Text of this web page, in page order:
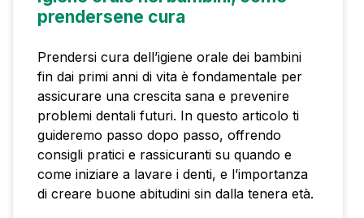
prendersene cura
Prendersi cura dell’igiene orale dei bambini
fin dai primi anni di vita è fondamentale per
assicurare una crescita sana e prevenire
problemi dentali futuri. In questo articolo ti
guideremo passo dopo passo, offrendo
consigli pratici e rassicuranti su quando e
come iniziare a lavare i denti, e l’importanza
di creare buone abitudini sin dalla tenera età.